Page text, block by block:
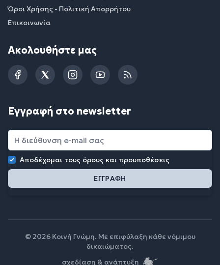
Όροι Χρήσης - Πολιτική Απορρήτου
Επικοινωνία
Ακολουθήστε μας
FacebookTwitterInstagramYouTubeRSS
Εγγραφή στο newsletter
Αποδέχομαι τους όρους και προυποθέσεις
© 2026 Κοινή Γνώμη. Με επιφύλαξη κάθε νόμιμου
δικαιώματος.
σχεδίαση & ανάπτυξη